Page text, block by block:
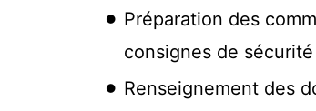
Préparation des
consignes de sécurité
Renseignement des